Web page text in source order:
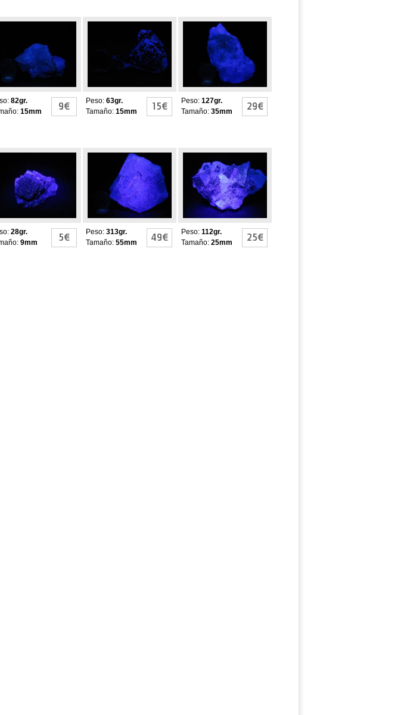
82gr.
15mm 9€
fluorescente con
cuarzo y pirita
Peso: 63gr.
Tamaño: 15mm 15€
FLUORITAS
FLUORESCENTES
Peso: 127gr.
Tamaño: 35mm 29€
FLUORESCENTES
Y PIRITAS
28gr.
9mm 5€
FLUORITAS
FLUORESCENTES
Peso: 313gr.
Tamaño: 55mm 49€
FLUORITAS
FLUORESCENTES
Y PIRITAS
Peso: 112gr.
Tamaño: 25mm 25€